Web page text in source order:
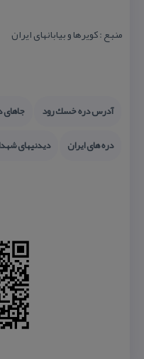
منبع : كویرها و بیابانهای ایران
آدرس دره خسك رود
دره های ایران
دیدنیهای